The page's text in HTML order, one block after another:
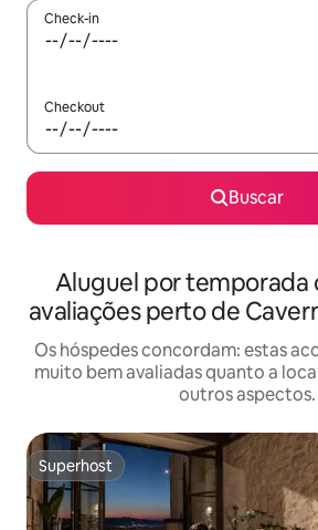
Check-in
Checkout
Buscar
Aluguel por temporada
avaliações perto de
Os hóspedes concordam: estas
muito bem avaliadas quanto a
outros aspectos.
Superhost
Superhost